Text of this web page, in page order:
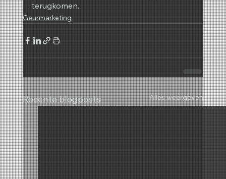
terugkomen.
Geurmarketing
Recente blogposts Alles weergeven